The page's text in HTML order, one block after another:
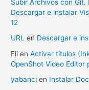
Subir Archivos con Git.
Descargar e instalar
12
URL en Descargar e
Eli enActivar títulos
OpenShot Video Editor
yabanci en Instalar